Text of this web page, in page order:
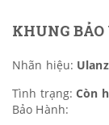
KHUNG BẢO
Nhãn hiệu:
Tình trạng: Còn
Bảo Hành: